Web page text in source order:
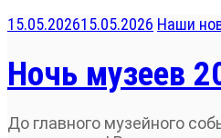
15.05.202615.05.2026 Наши
Ночь музеев
До главного музейного